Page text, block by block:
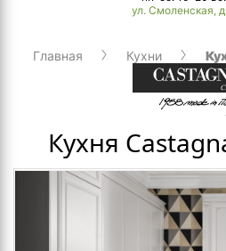
ул. Смоленская,
Главная Кухни
Кухня